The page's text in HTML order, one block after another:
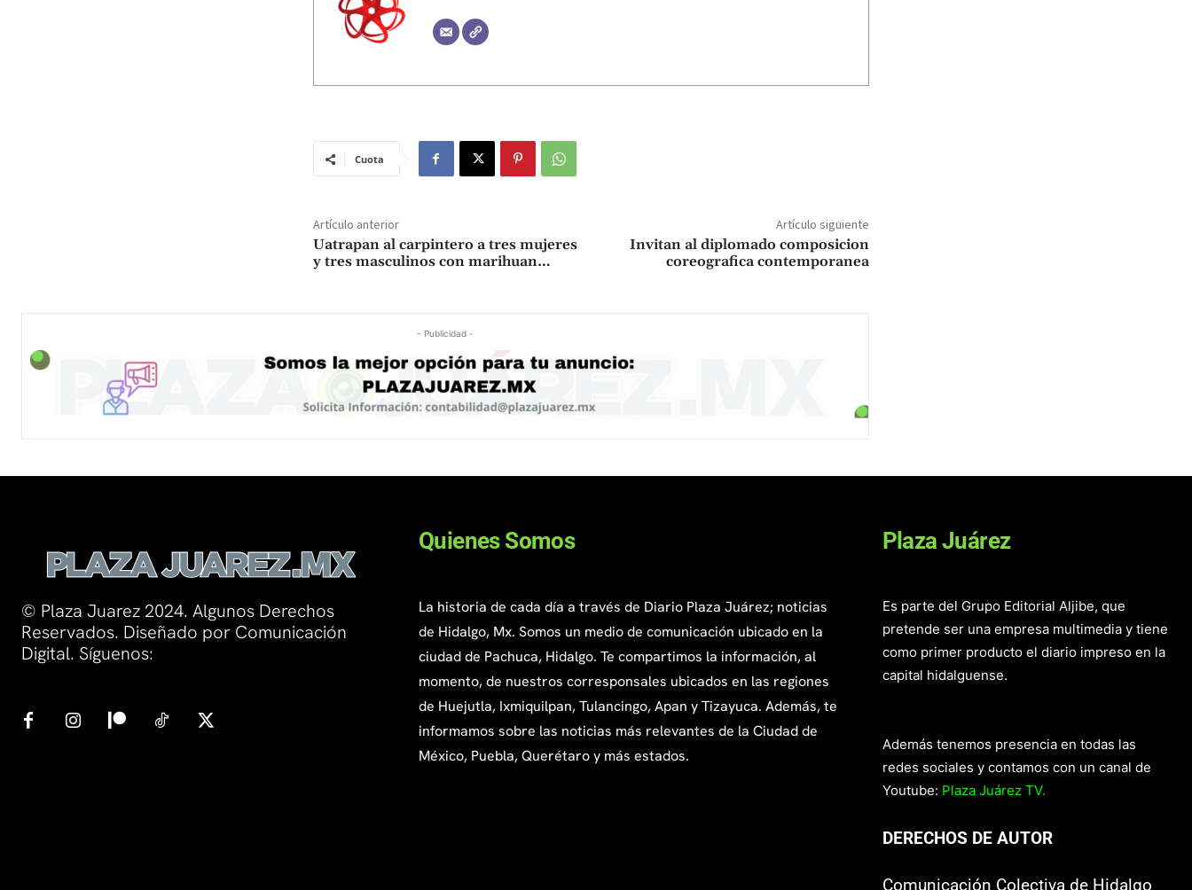
Cuota
Artículo anterior
Uatrapan al carpintero a tres mujeres
y tres masculinos con marihuan…
Artículo siguiente
Invitan al diplomado composicion
coreografica contemporanea
- Publicidad -
© Plaza Juarez 2024. Algunos Derechos
Reservados. Diseñado por Comunicación
Digital. Síguenos:
Quienes Somos
La historia de cada día a través de Diario Plaza Juárez; noticias
de Hidalgo, Mx. Somos un medio de comunicación ubicado en la
ciudad de Pachuca, Hidalgo. Te compartimos la información, al
momento, de nuestros corresponsales ubicados en las regiones
de Huejutla, Ixmiquilpan, Tulancingo, Apan y Tizayuca. Además, te
informamos sobre las noticias más relevantes de la Ciudad de
México, Puebla, Querétaro y más estados.
Plaza Juárez
Es parte del Grupo Editorial Aljibe, que
pretende ser una empresa multimedia y tiene
como primer producto el diario impreso en la
capital hidalguense.
Además tenemos presencia en todas las
redes sociales y contamos con un canal de
Youtube: Plaza Juárez TV.
DERECHOS DE AUTOR
Comunicación Colectiva de Hidalgo